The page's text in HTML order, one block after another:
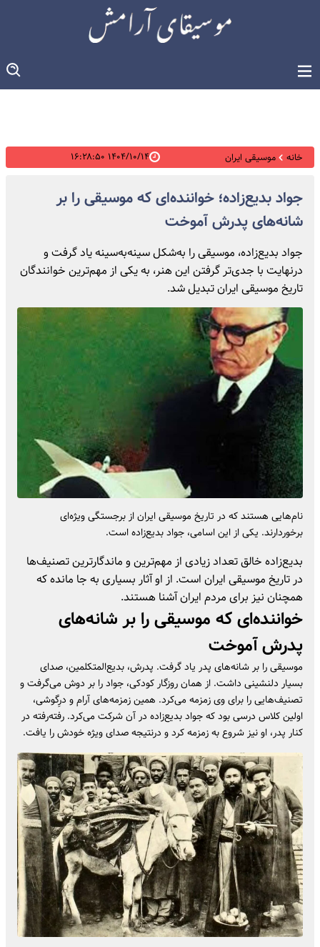
خانه موسیقی ایران ۱۴۰۴/۱۰/۱۴ ۱۶:۲۸:۵۰
جواد بدیع‌زاده؛ خواننده‌ای که موسیقی را بر
شانه‌های پدرش آموخت
جواد بدیع‌زاده، موسیقی را به‌شکل سینه‌به‌سینه یاد گرفت و
درنهایت با جدی‌تر گرفتن این هنر، به یکی از مهم‌ترین خوانندگان
تاریخ موسیقی ایران تبدیل شد.
نام‌هایی هستند که در تاریخ موسیقی ایران از برجستگی ویژه‌ای
برخوردارند. یکی از این اسامی، جواد بدیع‌زاده است.
بدیع‌زاده خالق تعداد زیادی از مهم‌ترین و ماندگارترین تصنیف‌ها
در تاریخ موسیقی ایران است. از او آثار بسیاری به جا مانده که
همچنان نیز برای مردم ایران آشنا هستند.
خواننده‌ای که موسیقی را بر شانه‌های
پدرش آموخت
موسیقی را بر شانه‌های پدر یاد گرفت. پدرش، بدیع‌المتکلمین، صدای
بسیار دلنشینی داشت. از همان روزگار کودکی، جواد را بر دوش می‌گرفت و
تصنیف‌هایی را برای وی زمزمه می‌کرد. همین زمزمه‌های آرام و درِگوشی،
اولین کلاس درسی بود که جواد بدیع‌زاده در آن شرکت می‌کرد. رفته‌رفته در
کنار پدر، او نیز شروع به زمزمه کرد و درنتیجه صدای ویژه خودش را یافت.